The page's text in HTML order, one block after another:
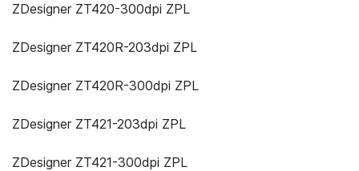
ZDesigner ZT420-300dpi ZPL
ZDesigner ZT420R-203dpi ZPL
ZDesigner ZT420R-300dpi ZPL
ZDesigner ZT421-203dpi ZPL
ZDesigner ZT421-300dpi ZPL